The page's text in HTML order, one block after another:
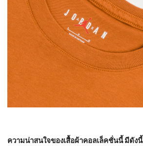
ความน่าสนใจของเสื้อผ้าคอลเล็คชั่นนี้ มีดังนี้